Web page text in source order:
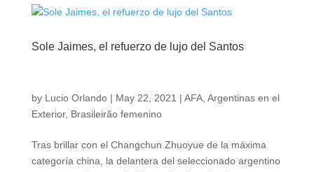
Sole Jaimes, el refuerzo de lujo del Santos
by Lucio Orlando| May 22, 2021 | AFA, Argentinas en el
Exterior, Brasileirão femenino
Tras brillar con el Changchun Zhuoyue de la máxima
categoría china, la delantera del seleccionado argentino